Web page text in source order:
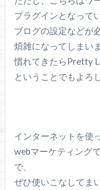
プラグインとなって
ブログの設定などが
煩雑になってしまい
慣れてきたらPretty
ということでもよろ
インターネットを使
webマーケティング
で、
ぜひ使いこなしてま